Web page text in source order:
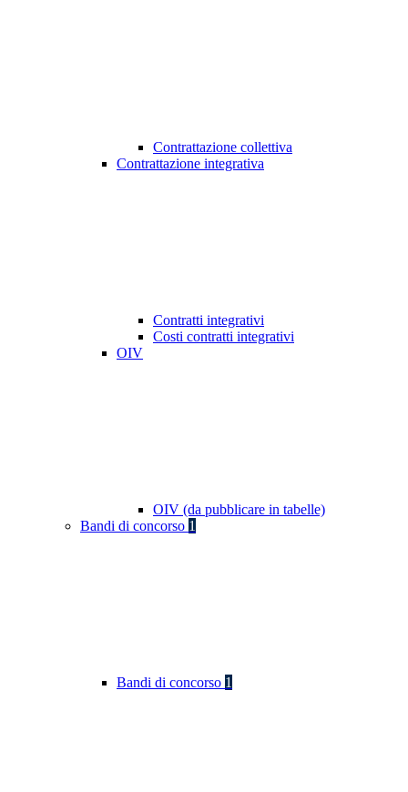
Contrattazione collettiva
Contrattazione integrativa
Contratti integrativi
Costi contratti integrativi
OIV
OIV (da pubblicare in tabelle)
Bandi di concorso 1
Bandi di concorso 1